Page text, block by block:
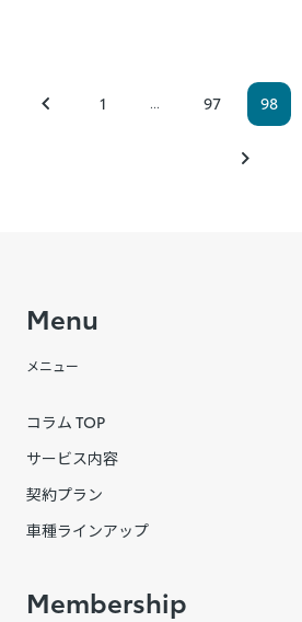
1 ... 97 98
Menu
メニュー
コラム TOP
サービス内容
契約プラン
車種ラインアップ
Membership